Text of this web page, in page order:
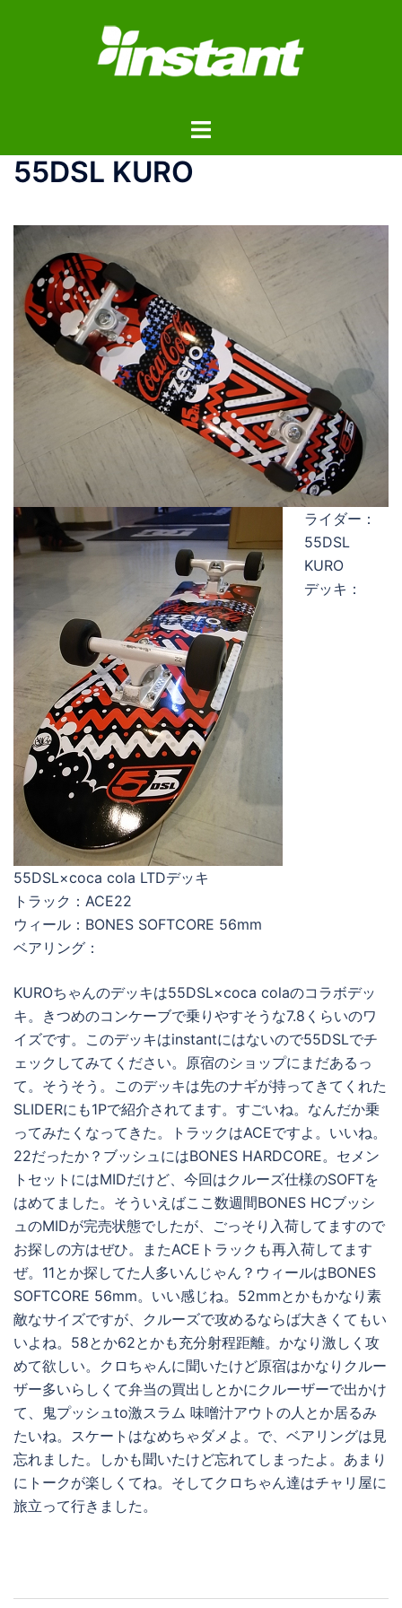
ス
ト
ル
55DSL KURO
ライダー：
55DSL
KURO
デッキ：
55DSL×coca cola LTDデッキ
トラック：ACE22
ウィール：BONES SOFTCORE 56mm
ベアリング：
KUROちゃんのデッキは55DSL×coca colaのコラボデッ
キ。きつめのコンケーブで乗りやすそうな7.8くらいのワ
イズです。このデッキはinstantにはないので55DSLでチ
ェックしてみてください。原宿のショップにまだあるっ
て。そうそう。このデッキは先のナギが持ってきてくれた
SLIDERにも1Pで紹介されてます。すごいね。なんだか乗
ってみたくなってきた。トラックはACEですよ。いいね。
22だったか？ブッシュにはBONES HARDCORE。セメン
トセットにはMIDだけど、今回はクルーズ仕様のSOFTを
はめてました。そういえばここ数週間BONES HCブッシ
ュのMIDが完売状態でしたが、ごっそり入荷してますので
お探しの方はぜひ。またACEトラックも再入荷してます
ぜ。11とか探してた人多いんじゃん？ウィールはBONES
SOFTCORE 56mm。いい感じね。52mmとかもかなり素
敵なサイズですが、クルーズで攻めるならば大きくてもい
いよね。58とか62とかも充分射程距離。かなり激しく攻
めて欲しい。クロちゃんに聞いたけど原宿はかなりクルー
ザー多いらしくて弁当の買出しとかにクルーザーで出かけ
て、鬼プッシュto激スラム 味噌汁アウトの人とか居るみ
たいね。スケートはなめちゃダメよ。で、ベアリングは見
忘れました。しかも聞いたけど忘れてしまったよ。あまり
にトークが楽しくてね。そしてクロちゃん達はチャリ屋に
旅立って行きました。